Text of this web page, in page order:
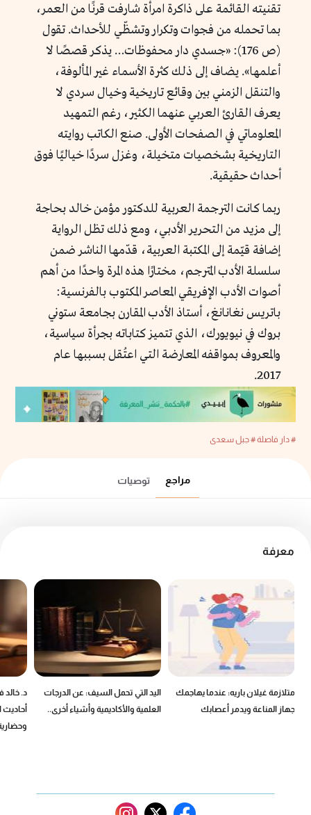
تقنيته القائمة على ذاكرة امرأة شارفت قرنًا من العمر،
بما تحمله من فجوات وتكرار وتشظّي للأحداث. تقول
(ص 176): «جسدي دار محفوظات… يذكر قصصًا لا
أعلمها». يضاف إلى ذلك كثرة الأسماء غير المألوفة،
والتنقل الزمني بين وقائع تاريخية وخيال سردي لا
يعرف القارئ العربي عنهما الكثير، رغم التمهيد
المعلوماتي في الصفحات الأولى. صنع الكاتب روايته
التاريخية بشخصيات متخيلة، وغزل سردًا خياليًا فوق
أحداث حقيقية.
ربما كانت الترجمة العربية للدكتور مؤمن خالد بحاجة
إلى مزيد من التحرير الأدبي، ومع ذلك تظل الرواية
إضافة قيّمة إلى المكتبة العربية، قدّمها الناشر ضمن
سلسلة الأدب المترجم، مختارًا هذه المرة واحدًا من أهم
أصوات الأدب الإفريقي المعاصر المكتوب بالفرنسية:
باتريس نغانانغ، أستاذ الأدب المقارن بجامعة ستوني
بروك في نيويورك، الذي تتميز كتاباته بجرأة سياسية،
والمعروف بمواقفه المعارضة التي اعتُقل بسببها عام
2017.
# دار فاصلة# جبل سعدى
مراجع توصيات
معرفة
متلازمة غيلان باريه: عندما يهاجمك
جهاز المناعة ويدمر أعصابك
اليد التي تحمل السيف: عن الدرجات
العلمية والأكاديمية وأشياء أخرى..
د.
أحاديث